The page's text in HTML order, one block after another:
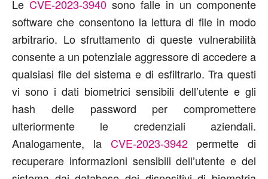
Le CVE-2023-3940 sono falle in un componente
software che consentono la lettura di file in modo
arbitrario. Lo sfruttamento di queste vulnerabilità
consente a un potenziale aggressore di accedere a
qualsiasi file del sistema e di esfiltrarlo. Tra questi
vi sono i dati biometrici sensibili dell’utente e gli
hash delle password per compromettere
ulteriormente le credenziali aziendali.
Analogamente, la CVE-2023-3942permette di
recuperare informazioni sensibili dell’utente e del